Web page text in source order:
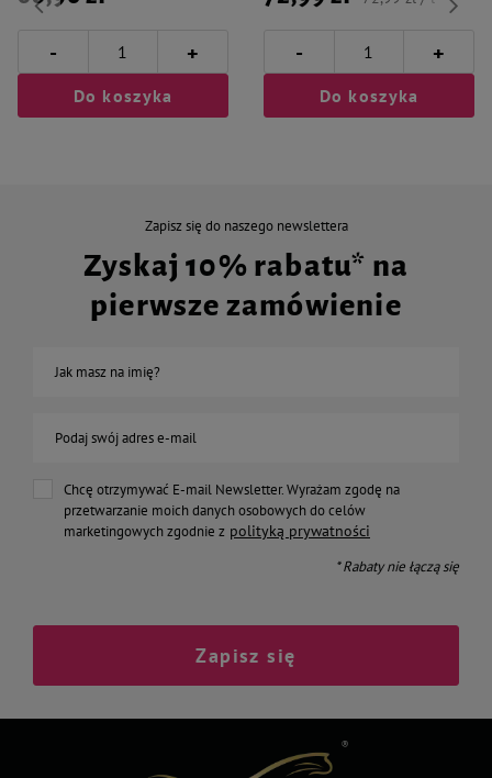
- +
Do koszyka
- +
Do koszyka
Zapisz się do naszego newslettera
Zyskaj 10% rabatu* na
pierwsze zamówienie
Jak masz na imię?
Podaj swój adres e-mail
Chcę otrzymywać E-mail Newsletter. Wyrażam zgodę na
przetwarzanie moich danych osobowych do celów
marketingowych zgodnie z polityką prywatności
* Rabaty nie łączą się
Zapisz się